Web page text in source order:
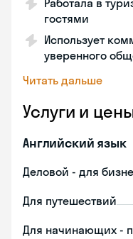
Работала в
гостями
Использует
уверенного
Читать дальше
Услуги и
Английский язык
Деловой - для
Для путешествий
Для начинающих -